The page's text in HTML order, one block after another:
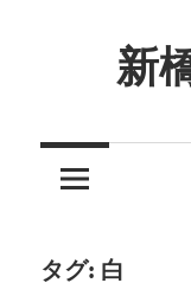
ツ
キ
新
ん
タグ: 白